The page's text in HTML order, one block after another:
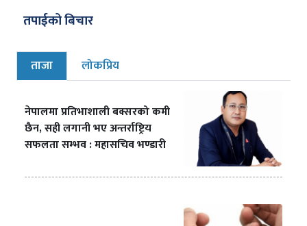
तपाईको बिचार
ताजा लोकप्रिय
नेपालमा प्रतिभाशाली बक्सरको कमी
छैन, सही लगानी भए अन्तर्राष्ट्रिय
सफलता सम्भव : महासचिव भण्डारी